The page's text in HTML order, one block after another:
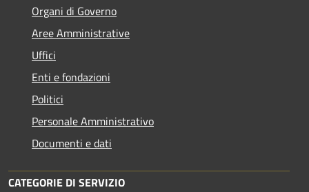
Organi di Governo
Aree Amministrative
Uffici
Enti e fondazioni
Politici
Personale Amministrativo
Documenti e dati
CATEGORIE DI SERVIZIO